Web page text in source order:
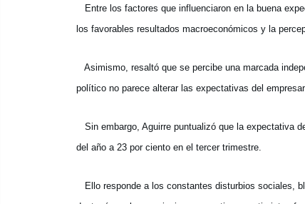
Entre los factores que influenciaron en la buena
los favorables resultados macroeconómicos y la
Asimismo, resaltó que se percibe una marcada
político no parece alterar las expectativas del
Sin embargo, Aguirre puntualizó que la expectativa
del año a 23 por ciento en el tercer trimestre.
Ello responde a los constantes disturbios sociales,